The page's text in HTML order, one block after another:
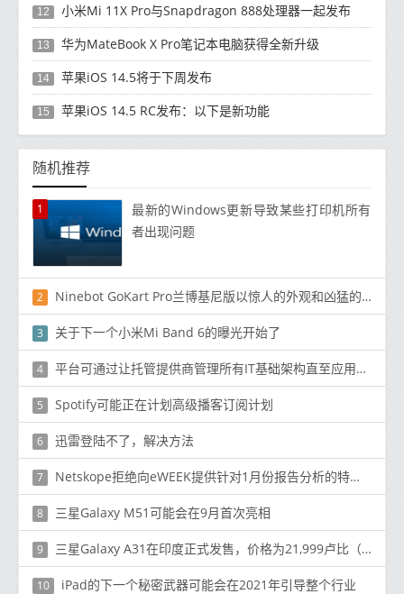
12 小米Mi 11X Pro与Snapdragon 888处理器一起发布
13 华为MateBook X Pro笔记本电脑获得全新升级
14 苹果iOS 14.5将于下周发布
15 苹果iOS 14.5 RC发布：以下是新功能
随机推荐
1
最新的Windows更新导致某些打印机所有
者出现问题
2 Ninebot GoKart Pro兰博基尼版以惊人的外观和凶猛的力量亮相
3 关于下一个小米Mi Band 6的曝光开始了
4 平台可通过让托管提供商管理所有IT基础架构直至应用程序层
5 Spotify可能正在计划高级播客订阅计划
6 迅雷登陆不了，解决方法
7 Netskope拒绝向eWEEK提供针对1月份报告分析的特定事件和用户数量
8 三星Galaxy M51可能会在9月首次亮相
9 三星Galaxy A31在印度正式发售，价格为21,999卢比（291美元）
10 iPad的下一个秘密武器可能会在2021年引导整个行业